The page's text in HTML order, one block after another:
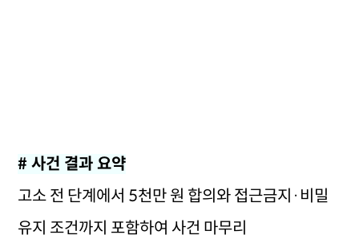
# 사건 결과 요약
고소 전 단계에서 5천만 원 합의와 접근금지·비밀
유지 조건까지 포함하여 사건 마무리